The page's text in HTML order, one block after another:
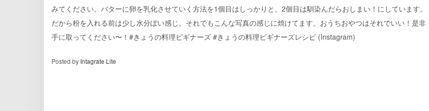
みてください。バターに卵を乳化させていく方法を1個目はしっかりと、2個目は馴染んだらおしまい！にしています。
だから粉を入れる前は少し水分ぽい感じ。それでもこんな写真の感じに焼けてます。おうちおやつはそれでいい！是非
手に取ってください〜！#きょうの料理ビギナーズ #きょうの料理ビギナーズレシピ (Instagram)
Posted by Intagrate Lite